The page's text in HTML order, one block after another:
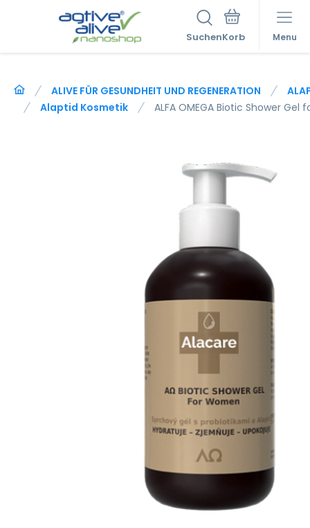
Suchen Menu
ALIVE FÜR GESUNDHEIT UND REGENERATION
Alaptid Kosmetik
ALFA OMEGA Biotic Shower Gel